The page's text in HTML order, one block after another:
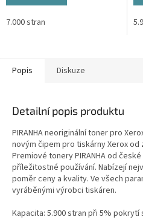
7.000 stran
Popis Diskuze
Detailní popis produktu
PIRANHA neoriginální toner pro
novým čipem pro tiskárny Xerox od
Premiové tonery PIRANHA od
příležitostné používání. Nabízejí
poměr ceny a kvality. Ve všech
vyráběnými výrobci tiskáren.
Kapacita: 5.900 stran při 5% pokrytí